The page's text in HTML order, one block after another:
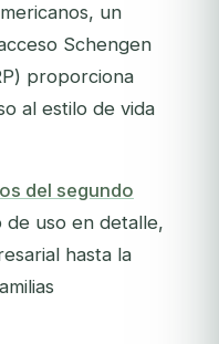
un
Schengen
proporciona
al estilo de vida
del segundo
de uso en detalle,
hasta la